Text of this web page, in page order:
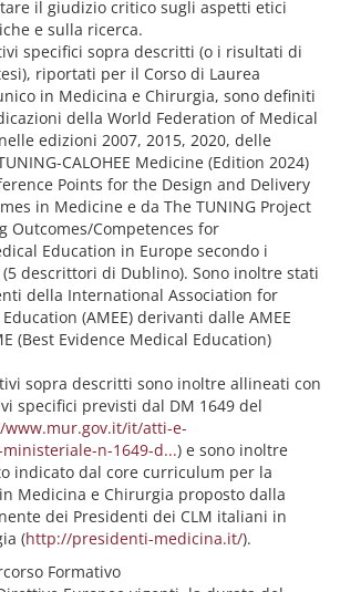
il giudizio critico sugli aspetti etici
e sulla ricerca.
specifici sopra descritti (o i risultati di
riportati per il Corso di Laurea
in Medicina e Chirurgia, sono definiti
della World Federation of Medical
edizioni 2007, 2015, 2020, delle
CALOHEE Medicine (Edition 2024)
Points for the Design and Delivery
in Medicine e da The TUNING Project
Outcomes/Competences for
Education in Europe secondo i
descrittori di Dublino). Sono inoltre stati
della International Association for
(AMEE) derivanti dalle AMEE
(Best Evidence Medical Education)
sopra descritti sono inoltre allineati con
specifici previsti dal DM 1649 del
www.mur.gov.it/it/atti-e-
n-1649-d...) e sono inoltre
indicato dal core curriculum per la
Medicina e Chirurgia proposto dalla
dei Presidenti dei CLM italiani in
(http://presidenti-medicina.it/).
Formativo